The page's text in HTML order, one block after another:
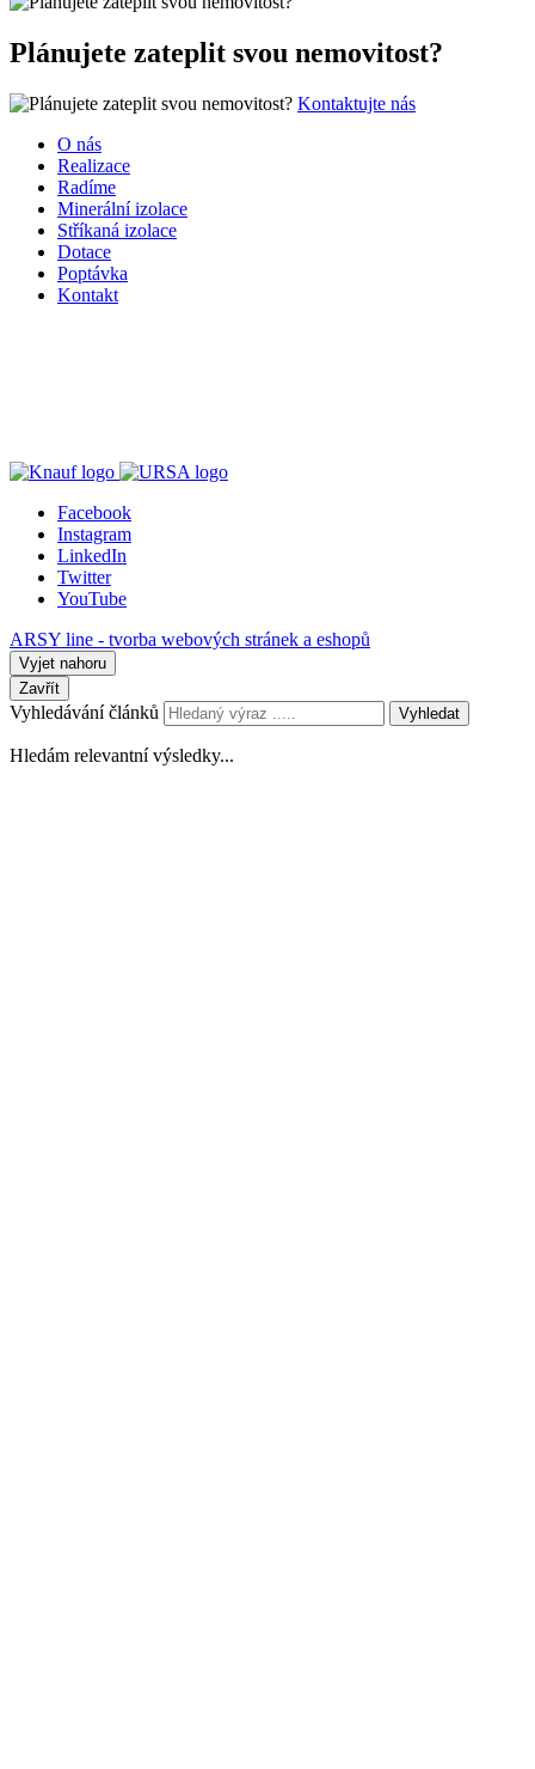
Plánujete zateplit svou nemovitost?
Kontaktujte nás
O nás
Realizace
Radíme
Minerální izolace
Stříkaná izolace
Dotace
Poptávka
Kontakt
Facebook
Instagram
LinkedIn
Twitter
YouTube
ARSY line - tvorba webových stránek a eshopů
Vyjet nahoru
Zavřít
Vyhledávání článků Vyhledat
Hledám relevantní výsledky...